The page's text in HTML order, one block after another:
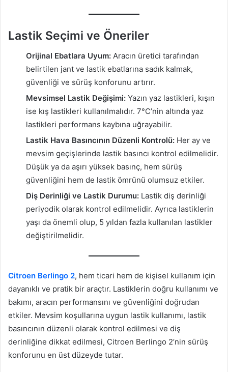
Lastik Seçimi ve Öneriler
Orijinal Ebatlara Uyum: Aracın üretici tarafından
belirtilen jant ve lastik ebatlarına sadık kalmak,
güvenliği ve sürüş konforunu artırır.
Mevsimsel Lastik Değişimi: Yazın yaz lastikleri, kışın
ise kış lastikleri kullanılmalıdır. 7°C’nin altında yaz
lastikleri performans kaybına uğrayabilir.
Lastik Hava Basıncının Düzenli Kontrolü: Her ay ve
mevsim geçişlerinde lastik basıncı kontrol edilmelidir.
Düşük ya da aşırı yüksek basınç, hem sürüş
güvenliğini hem de lastik ömrünü olumsuz etkiler.
Diş Derinliği ve Lastik Durumu: Lastik diş derinliği
periyodik olarak kontrol edilmelidir. Ayrıca lastiklerin
yaşı da önemli olup, 5 yıldan fazla kullanılan lastikler
değiştirilmelidir.
Citroen Berlingo 2, hem ticari hem de kişisel kullanım için
dayanıklı ve pratik bir araçtır. Lastiklerin doğru kullanımı ve
bakımı, aracın performansını ve güvenliğini doğrudan
etkiler. Mevsim koşullarına uygun lastik kullanımı, lastik
basıncının düzenli olarak kontrol edilmesi ve diş
derinliğine dikkat edilmesi, Citroen Berlingo 2’nin sürüş
konforunu en üst düzeyde tutar.